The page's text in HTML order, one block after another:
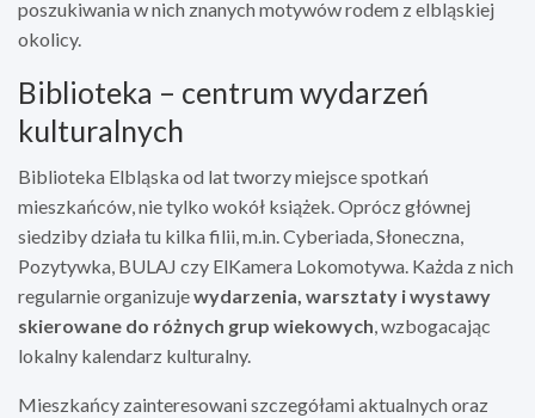
poszukiwania w nich znanych motywów rodem z elbląskiej
okolicy.
Biblioteka – centrum wydarzeń
kulturalnych
Biblioteka Elbląska od lat tworzy miejsce spotkań
mieszkańców, nie tylko wokół książek. Oprócz głównej
siedziby działa tu kilka filii, m.in. Cyberiada, Słoneczna,
Pozytywka, BULAJ czy ElKamera Lokomotywa. Każda z nich
regularnie organizujewydarzenia, warsztaty i wystawy
skierowane do różnych grup wiekowych, wzbogacając
lokalny kalendarz kulturalny.
Mieszkańcy zainteresowani szczegółami aktualnych oraz